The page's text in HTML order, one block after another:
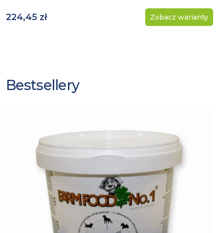
224,45 zł Zobacz warianty
Bestsellery